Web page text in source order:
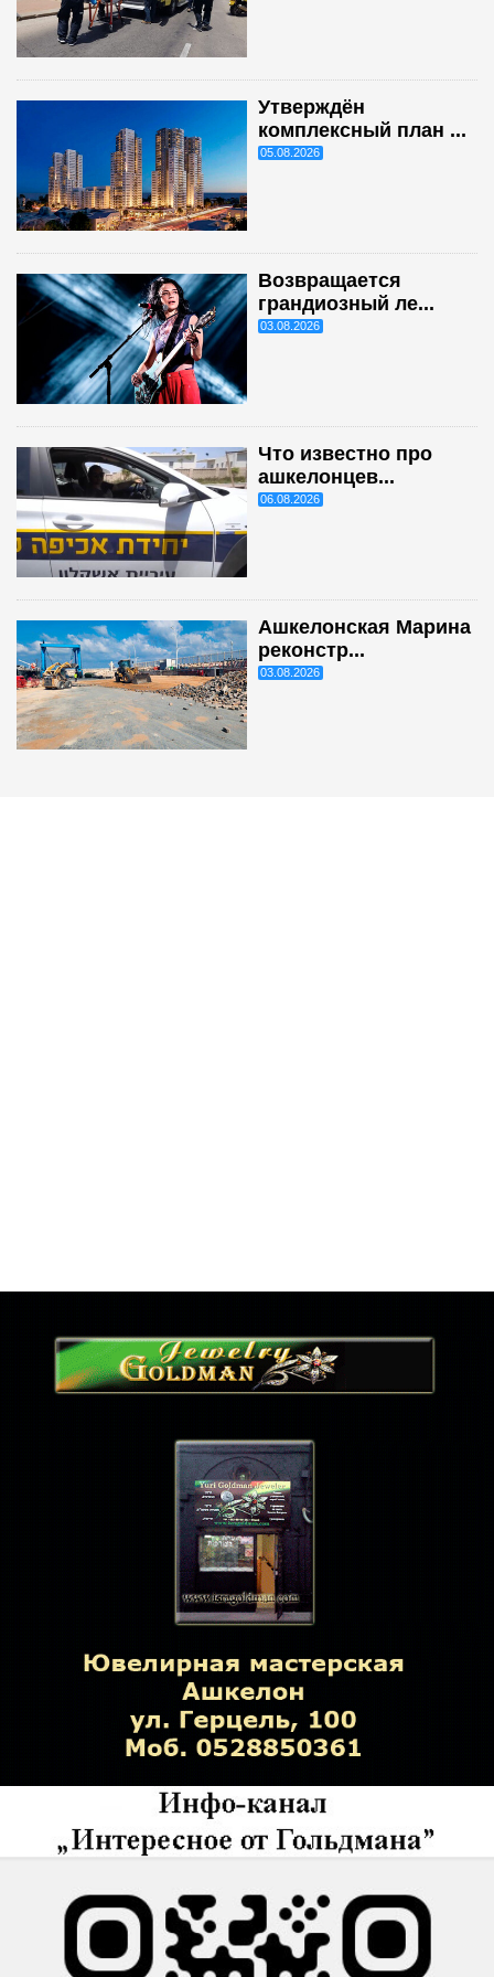
Утверждён
комплексный план ...
05.08.2026
Возвращается
грандиозный ле...
03.08.2026
Что известно про
ашкелонцев...
06.08.2026
Ашкелонская Марина
реконстр...
03.08.2026